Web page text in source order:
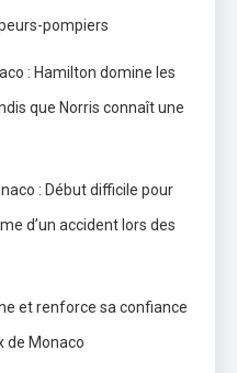
pompiers
: Hamilton domine les
que Norris connaît une
: Début difficile pour
d’un accident lors des
et renforce sa confiance
de Monaco